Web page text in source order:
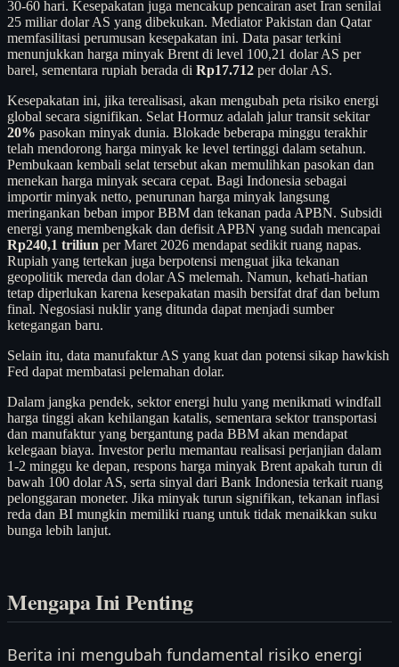
30-60 hari. Kesepakatan juga mencakup pencairan aset Iran senilai
25 miliar dolar AS yang dibekukan. Mediator Pakistan dan Qatar
memfasilitasi perumusan kesepakatan ini. Data pasar terkini
menunjukkan harga minyak Brent di level 100,21 dolar AS per
barel, sementara rupiah berada di Rp17.712 per dolar AS.
Kesepakatan ini, jika terealisasi, akan mengubah peta risiko energi
global secara signifikan. Selat Hormuz adalah jalur transit sekitar
20% pasokan minyak dunia. Blokade beberapa minggu terakhir
telah mendorong harga minyak ke level tertinggi dalam setahun.
Pembukaan kembali selat tersebut akan memulihkan pasokan dan
menekan harga minyak secara cepat. Bagi Indonesia sebagai
importir minyak netto, penurunan harga minyak langsung
meringankan beban impor BBM dan tekanan pada APBN. Subsidi
energi yang membengkak dan defisit APBN yang sudah mencapai
Rp240,1 triliun per Maret 2026 mendapat sedikit ruang napas.
Rupiah yang tertekan juga berpotensi menguat jika tekanan
geopolitik mereda dan dolar AS melemah. Namun, kehati-hatian
tetap diperlukan karena kesepakatan masih bersifat draf dan belum
final. Negosiasi nuklir yang ditunda dapat menjadi sumber
ketegangan baru.
Selain itu, data manufaktur AS yang kuat dan potensi sikap hawkish
Fed dapat membatasi pelemahan dolar.
Dalam jangka pendek, sektor energi hulu yang menikmati windfall
harga tinggi akan kehilangan katalis, sementara sektor transportasi
dan manufaktur yang bergantung pada BBM akan mendapat
kelegaan biaya. Investor perlu memantau realisasi perjanjian dalam
1-2 minggu ke depan, respons harga minyak Brent apakah turun di
bawah 100 dolar AS, serta sinyal dari Bank Indonesia terkait ruang
pelonggaran moneter. Jika minyak turun signifikan, tekanan inflasi
reda dan BI mungkin memiliki ruang untuk tidak menaikkan suku
bunga lebih lanjut.
Mengapa Ini Penting
Berita ini mengubah fundamental risiko energi